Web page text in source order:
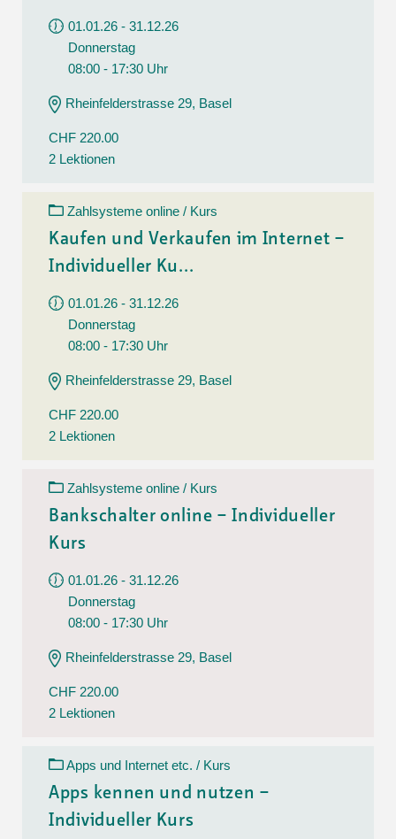
01.01.26 - 31.12.26
Donnerstag
08:00 - 17:30 Uhr
Rheinfelderstrasse 29, Basel
CHF 220.00
2 Lektionen
Zahlsysteme online / Kurs
Kaufen und Verkaufen im Internet –
Individueller Ku...
01.01.26 - 31.12.26
Donnerstag
08:00 - 17:30 Uhr
Rheinfelderstrasse 29, Basel
CHF 220.00
2 Lektionen
Zahlsysteme online / Kurs
Bankschalter online – Individueller
Kurs
01.01.26 - 31.12.26
Donnerstag
08:00 - 17:30 Uhr
Rheinfelderstrasse 29, Basel
CHF 220.00
2 Lektionen
Apps und Internet etc. / Kurs
Apps kennen und nutzen –
Individueller Kurs